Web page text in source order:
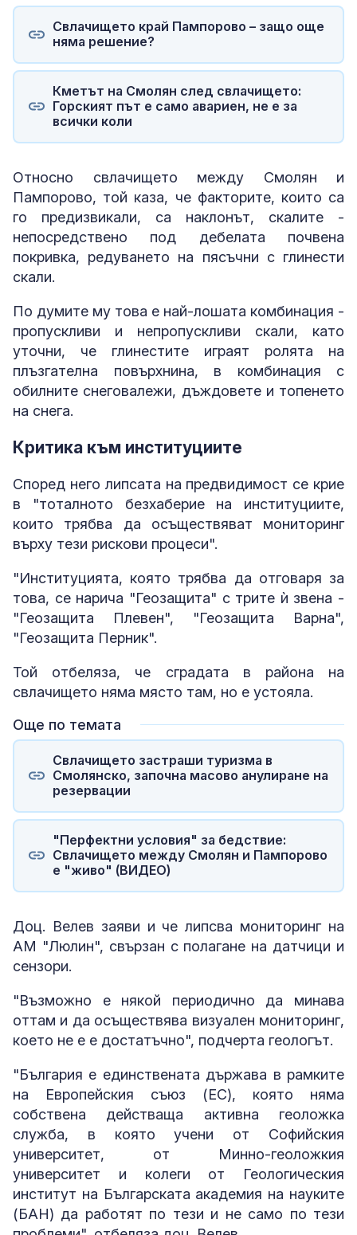
Свлачището край Пампорово – защо още
няма решение?
Кметът на Смолян след свлачището:
Горският път е само авариен, не е за
всички коли
Относно свлачището между Смолян и
Пампорово, той каза, че факторите, които са
го предизвикали, са наклонът, скалите -
непосредствено под дебелата почвена
покривка, редуването на пясъчни с глинести
скали.
По думите му това е най-лошата комбинация -
пропускливи и непропускливи скали, като
уточни, че глинестите играят ролята на
плъзгателна повърхнина, в комбинация с
обилните снеговалежи, дъждовете и топенето
на снега.
Критика към институциите
Според него липсата на предвидимост се крие
в "тоталното безхаберие на институциите,
които трябва да осъществяват мониторинг
върху тези рискови процеси".
"Институцията, която трябва да отговаря за
това, се нарича "Геозащита" с трите ѝ звена -
"Геозащита Плевен", "Геозащита Варна",
"Геозащита Перник".
Той отбеляза, че сградата в района на
свлачището няма място там, но е устояла.
Още по темата
Свлачището застраши туризма в
Смолянско, започна масово анулиране на
резервации
"Перфектни условия" за бедствие:
Свлачището между Смолян и Пампорово
е "живо" (ВИДЕО)
Доц. Велев заяви и че липсва мониторинг на
АМ "Люлин", свързан с полагане на датчици и
сензори.
"Възможно е някой периодично да минава
оттам и да осъществява визуален мониторинг,
което не е е достатъчно", подчерта геологът.
"България е единствената държава в рамките
на Европейския съюз (ЕС), която няма
собствена действаща активна геоложка
служба, в която учени от Софийския
университет, от Минно-геоложкия
университет и колеги от Геологическия
институт на Българската академия на науките
(БАН) да работят по тези и не само по тези